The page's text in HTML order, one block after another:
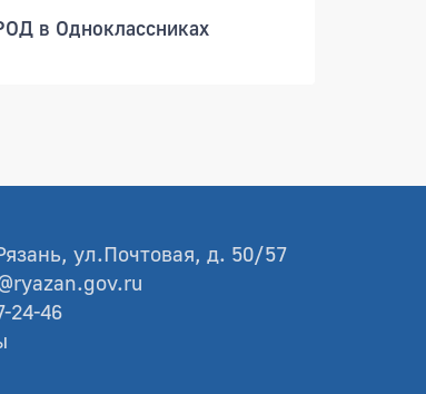
в Одноклассниках
ул.Почтовая, д. 50/57
24-46